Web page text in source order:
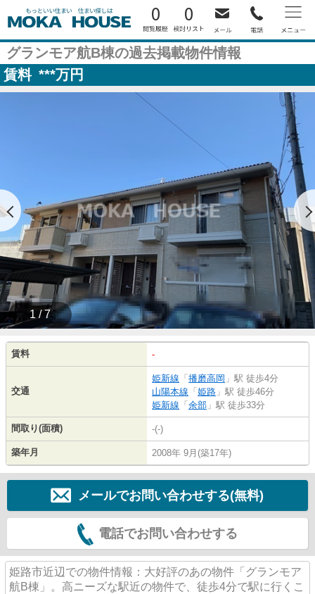
0 0
グランモア航B棟の過去掲載物件情報
賃料 ***万円
1 / 7
賃料 -
交通
姫新線 「 播磨高岡 」駅 徒歩4分
山陽本線 「 姫路 」駅 徒歩46分
姫新線 「 余部 」駅 徒歩33分
間取り(面積) -(-)
築年月 2008年 9月(築17年)
メールでお問い合わせする(無料)
電話でお問い合わせする
姫路市近辺での物件情報：大好評のあの物件「グランモア
航B棟」。高ニーズな駅近の物件で、徒歩4分で駅に行くこ